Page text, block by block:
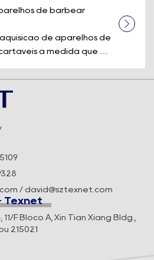
de barbear
de aparelhos de
à medida que os
/ david@sztexnet.com
Texnet
11/F Bloco A, Xin Tian Xiang Bldg.,
215021